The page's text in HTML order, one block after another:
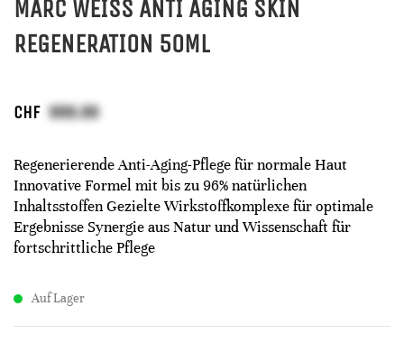
MARC WEISS ANTI AGING SKIN
REGENERATION 50ML
CHF
Regenerierende Anti-Aging-Pflege für normale Haut
Innovative Formel mit bis zu 96% natürlichen
Inhaltsstoffen Gezielte Wirkstoffkomplexe für optimale
Ergebnisse Synergie aus Natur und Wissenschaft für
fortschrittliche Pflege
Auf Lager